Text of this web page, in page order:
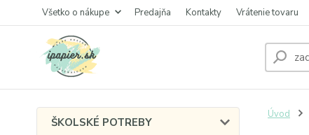
Všetko o nákupe Predajňa Kontakty Vrátenie tovaru
ŠKOLSKÉ POTREBY
Úvod